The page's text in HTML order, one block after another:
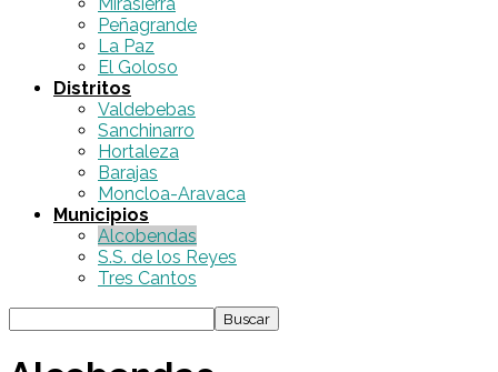
Peñagrande
La Paz
El Goloso
Distritos
Valdebebas
Sanchinarro
Hortaleza
Barajas
Moncloa-Aravaca
Municipios
Alcobendas
S.S. de los Reyes
Tres Cantos